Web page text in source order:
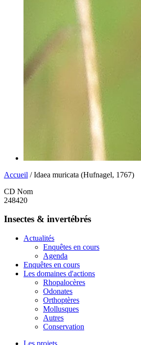
Accueil / Idaea muricata (Hufnagel, 1767)
CD Nom
248420
Insectes & invertébrés
Actualités
Enquêtes en cours
Agenda
Enquêtes en cours
Les domaines d'actions
Rhopalocères
Odonates
Orthoptères
Mollusques
Autres
Conservation
Les projets